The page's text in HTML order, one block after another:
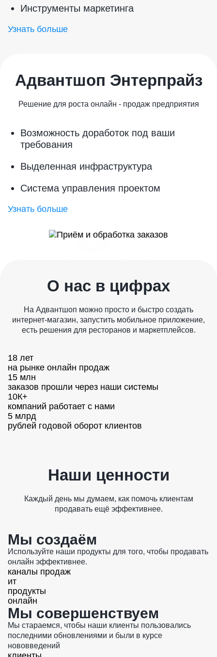
Инструменты маркетинга
Узнать больше
Адвантшоп Энтерпрайз
Решение для роста онлайн - продаж предприятия
Возможность доработок под ваши
требования
Выделенная инфраструктура
Система управления проектом
Узнать больше
О нас в цифрах
На Адвантшоп можно просто и быстро создать
интернет-магазин, запустить мобильное приложение,
есть решения для ресторанов и маркетплейсов.
18 лет
на рынке онлайн продаж
15 млн
заказов прошли через наши системы
10К+
компаний работает с нами
5 млрд
рублей годовой оборот клиентов
Наши ценности
Каждый день мы думаем, как помочь клиентам
продавать ещё эффективнее.
Мы создаём
Используйте наши продукты для того, чтобы продавать
онлайн эффективнее.
каналы продаж
ит
продукты
онлайн
Мы совершенствуем
Мы стараемся, чтобы наши клиенты пользовались
последними обновлениями и были в курсе
нововведений